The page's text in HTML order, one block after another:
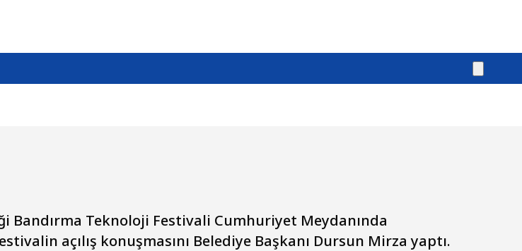
Teknoloji Festivali Cumhuriyet Meydanında
açılış konuşmasını Belediye Başkanı Dursun Mirza yaptı.